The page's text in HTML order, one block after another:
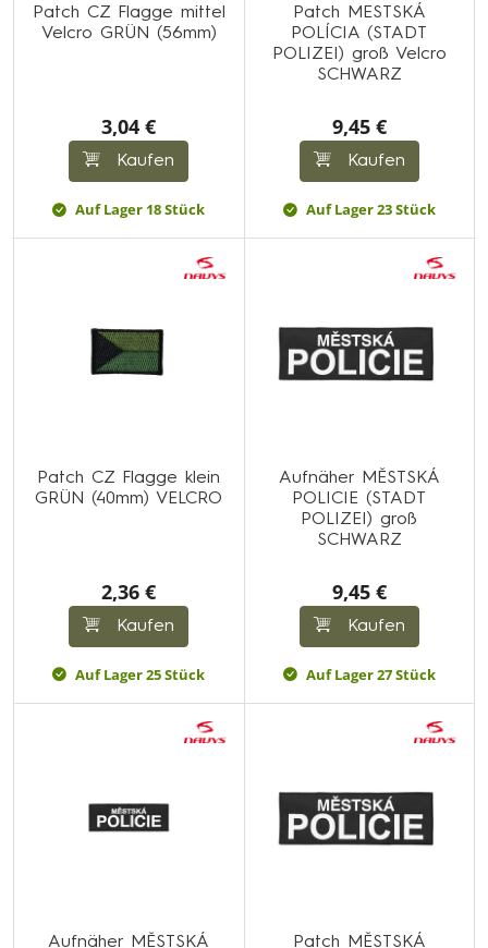
Patch CZ Flagge mittel
Velcro GRÜN (56mm)
3,04 €
Kaufen
Auf Lager 18 Stück
Patch MESTSKÁ
POLÍCIA (STADT
POLIZEI) groß Velcro
SCHWARZ
9,45 €
Kaufen
Auf Lager 23 Stück
Patch CZ Flagge klein
GRÜN (40mm) VELCRO
2,36 €
Kaufen
Auf Lager 25 Stück
Aufnäher MĚSTSKÁ
POLICIE (STADT
POLIZEI) groß
SCHWARZ
9,45 €
Kaufen
Auf Lager 27 Stück
Aufnäher MĚSTSKÁ Patch MĚSTSKÁ